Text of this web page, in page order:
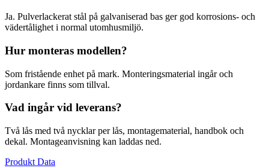
Ja. Pulverlackerat stål på galvaniserad bas ger god korrosions- och
vädertålighet i normal utomhusmiljö.
Hur monteras modellen?
Som fristående enhet på mark. Monteringsmaterial ingår och
jordankare finns som tillval.
Vad ingår vid leverans?
Två lås med två nycklar per lås, montagematerial, handbok och
dekal. Montageanvisning kan laddas ned.
Produkt Data